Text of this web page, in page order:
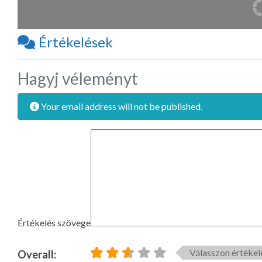
Értékelések
Hagyj véleményt
Your email address will not be published.
Értékelés szövege
Overall: Válasszon